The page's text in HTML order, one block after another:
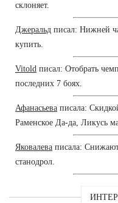
склоняет.
Джеральд писал: Нижней
купить.
Vitold писал: Отобрать
последних 7 боях.
Афанасьева писала:
Раменское Да-да, Ликусь
Яковалева писала:
станодрол.